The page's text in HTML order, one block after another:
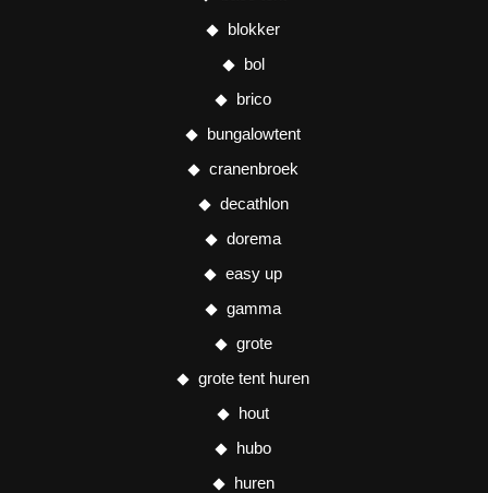
blokker
bol
brico
bungalowtent
cranenbroek
decathlon
dorema
easy up
gamma
grote
grote tent huren
hout
hubo
huren